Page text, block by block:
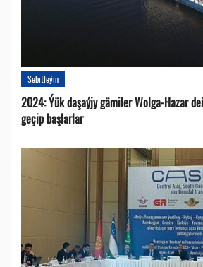
Sebitleýin
2024: Ýük daşaýjy gämiler Wolga-Hazar
geçip başlarlar